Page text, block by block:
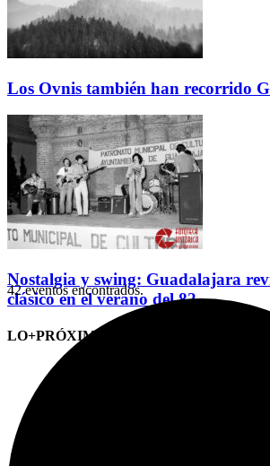
Los Ovnis también han recorrido
Nostalgia y swing: Guadalajara
clásico en el verano del 82
LO+PRÓXIMO (CITAS)
42 eventos encontrados.